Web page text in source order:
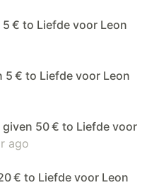
€ to Liefde voor Leon
5 € to Liefde voor Leon
given 50 € to Liefde voor
ago
€ to Liefde voor Leon